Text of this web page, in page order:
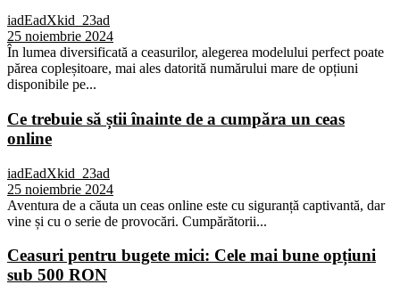
iadEadXkid_23ad
25 noiembrie 2024
În lumea diversificată a ceasurilor, alegerea modelului perfect poate
părea copleșitoare, mai ales datorită numărului mare de opțiuni
disponibile pe...
Ce trebuie să știi înainte de a cumpăra un ceas
online
iadEadXkid_23ad
25 noiembrie 2024
Aventura de a căuta un ceas online este cu siguranță captivantă, dar
vine și cu o serie de provocări. Cumpărătorii...
Ceasuri pentru bugete mici: Cele mai bune opțiuni
sub 500 RON